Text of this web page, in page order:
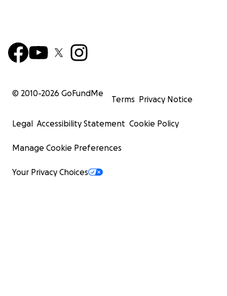
© 2010-2026 GoFundMe
Terms Privacy Notice
Legal Accessibility Statement Cookie Policy
Manage Cookie Preferences
Your Privacy Choices